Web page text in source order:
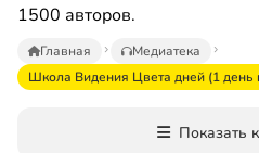
1500 авторов.
Главная
Медиатека
Школа Видения Цвета дней (1 день
Показать